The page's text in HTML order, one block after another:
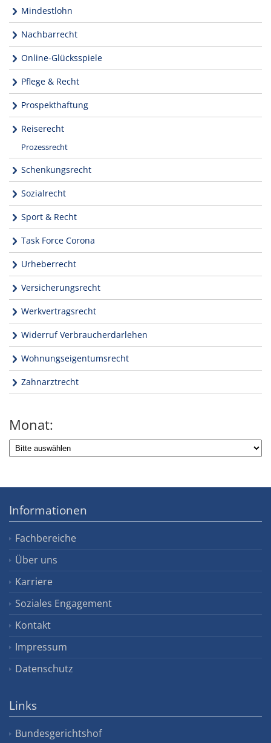
Mindestlohn
Nachbarrecht
Online-Glücksspiele
Pflege & Recht
Prospekthaftung
Reiserecht
Prozessrecht
Schenkungsrecht
Sozialrecht
Sport & Recht
Task Force Corona
Urheberrecht
Versicherungsrecht
Werkvertragsrecht
Widerruf Verbraucherdarlehen
Wohnungseigentumsrecht
Zahnarztrecht
Monat:
Informationen
Fachbereiche
Über uns
Karriere
Soziales Engagement
Kontakt
Impressum
Datenschutz
Links
Bundesgerichtshof